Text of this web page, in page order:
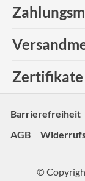
Zertifikate
Barrierefreiheit
AGB
©